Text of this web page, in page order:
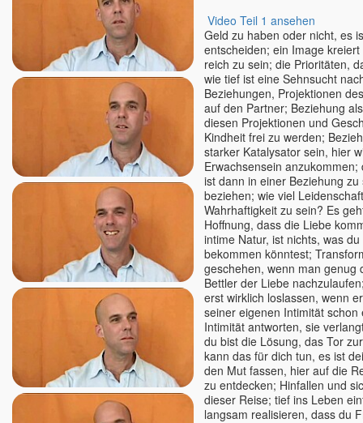
Video Teil 1 ansehen
Geld zu haben oder nicht, es
entscheiden; ein Image
reich zu sein; die Prioritäten,
wie tief ist eine Sehnsucht
Beziehungen, Projektionen
auf den Partner; Beziehung
diesen Projektionen und
Kindheit frei zu werden;
starker Katalysator sein, hier
Erwachsensein
ist dann in einer Beziehung
beziehen; wie viel
Wahrhaftigkeit zu sein? Es
Hoffnung, dass die Liebe
intime Natur, ist nichts, was
bekommen könntest;
geschehen, wenn man genug
Bettler der Liebe
erst wirklich loslassen, wenn
seiner eigenen Intimität
Intimität antworten, sie
du bist die Lösung, das Tor
kann das für dich tun, es ist
den Mut fassen, hier auf die
zu entdecken; Hinfallen und
dieser Reise; tief ins Leben
langsam realisieren, dass du